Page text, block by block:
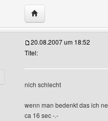
Website dieses
Profile anzeigen
20.08.2007 um 18:52
Titel:
nich schlecht
wenn man bedenkt das ich
ca 16 sec -.-